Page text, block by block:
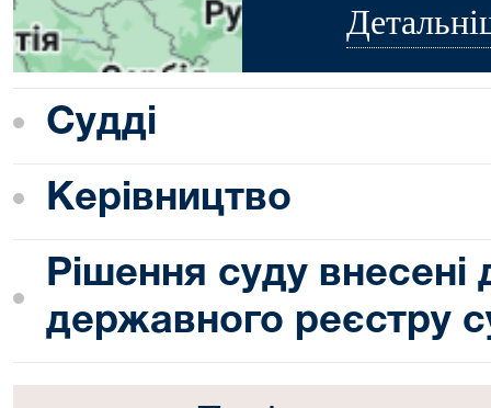
Судді
Керівництво
Рішення суду
державного реєстру